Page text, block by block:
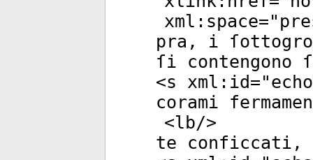
xml:space="
pra, i
ſi contengono
<s xml:id="
corami
<lb/>
te conficcati,